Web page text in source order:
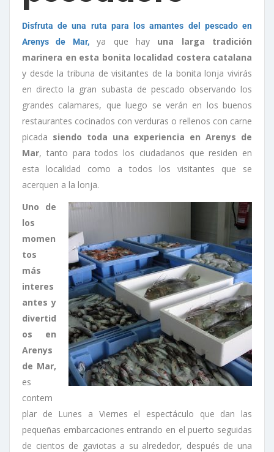
Disfruta de una ruta para los amantes del pescado en
Arenys de Mar,ya que hay una larga tradición
marinera en esta bonita localidad costera catalana
y desde la tribuna de visitantes de la bonita lonja vivirás
en directo la gran subasta de pescado observando los
grandes calamares, que luego se verán en los buenos
restaurantes cocinados con verduras o rellenos con carne
picada siendo toda una experiencia en Arenys de
Mar, tanto para todos los ciudadanos que residen en
esta localidad como a todos los visitantes que se
acerquen a la lonja.
Uno de
los
momen
tos
más
interes
antes y
divertid
os en
Arenys
de Mar,
es
contem
plar de Lunes a Viernes el espectáculo que dan las
pequeñas embarcaciones entrando en el puerto seguidas
de cientos de gaviotas a su alrededor, después de una